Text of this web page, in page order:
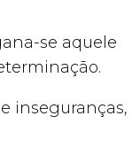
se aquele
inseguranças,